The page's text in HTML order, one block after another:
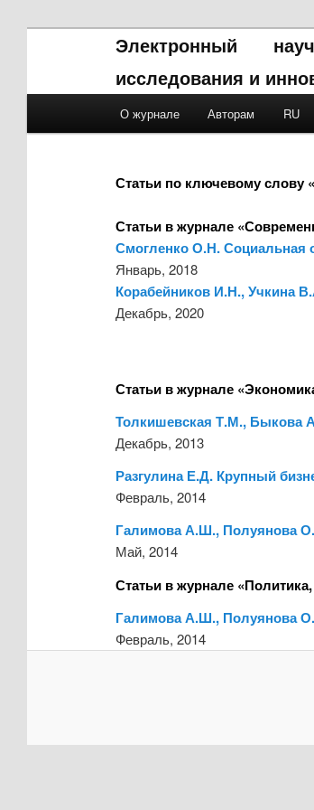
Электронный
исследования и
Skip to primary content
Skip to secondary content
О журнале Авторам RU
Статьи по ключевому слову
Статьи в журнале
Смогленко О.Н. Социальная
Январь, 2018
Корабейников И.Н., Учкина
Декабрь, 2020
Статьи в журнале
Толкишевская Т.М., Быкова
Декабрь, 2013
Разгулина Е.Д. Крупный
Февраль, 2014
Галимова А.Ш., Полуянова
Май, 2014
Статьи в журнале
Галимова А.Ш., Полуянова
Февраль, 2014